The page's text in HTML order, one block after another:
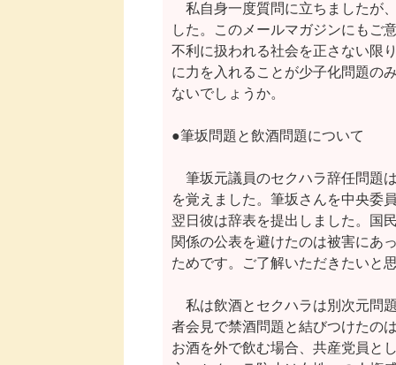
私自身一度質問に立ちましたが
した。このメールマガジンにもご
不利に扱われる社会を正さない限
に力を入れることが少子化問題の
ないでしょうか。
●筆坂問題と飲酒問題について
筆坂元議員のセクハラ辞任問題
を覚えました。筆坂さんを中央委
翌日彼は辞表を提出しました。国
関係の公表を避けたのは被害にあ
ためです。ご了解いただきたいと
私は飲酒とセクハラは別次元問
者会見で禁酒問題と結びつけたの
お酒を外で飲む場合、共産党員と